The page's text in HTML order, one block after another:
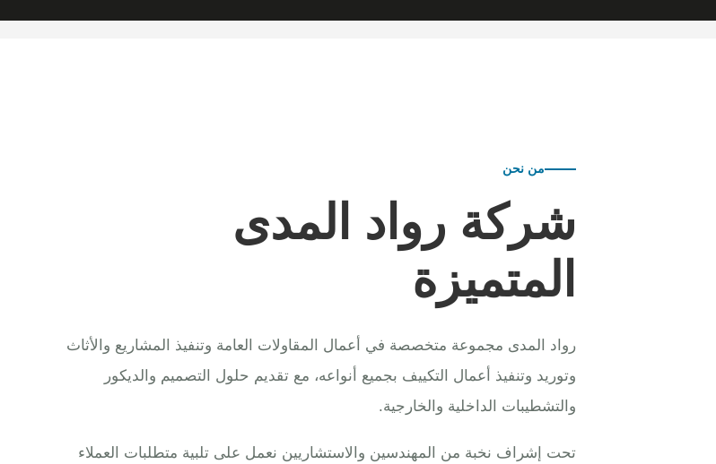
من نحن
شركة رواد المدى
المتميزة
رواد المدى مجموعة متخصصة في أعمال المقاولات العامة وتنفيذ المشاريع والأثاث
وتوريد وتنفيذ أعمال التكييف بجميع أنواعه، مع تقديم حلول التصميم والديكور
والتشطيبات الداخلية والخارجية.
تحت إشراف نخبة من المهندسين والاستشاريين نعمل على تلبية متطلبات العملاء